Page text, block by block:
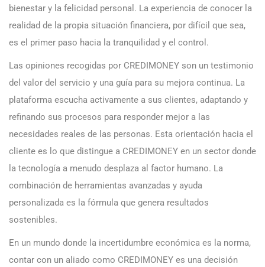
bienestar y la felicidad personal. La experiencia de conocer la
realidad de la propia situación financiera, por difícil que sea,
es el primer paso hacia la tranquilidad y el control.
Las opiniones recogidas por CREDIMONEY son un testimonio
del valor del servicio y una guía para su mejora continua. La
plataforma escucha activamente a sus clientes, adaptando y
refinando sus procesos para responder mejor a las
necesidades reales de las personas. Esta orientación hacia el
cliente es lo que distingue a CREDIMONEY en un sector donde
la tecnología a menudo desplaza al factor humano. La
combinación de herramientas avanzadas y ayuda
personalizada es la fórmula que genera resultados
sostenibles.
En un mundo donde la incertidumbre económica es la norma,
contar con un aliado como CREDIMONEY es una decisión